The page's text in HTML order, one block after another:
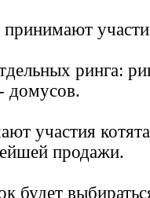
ринга:
домусов.
участия
продажи.
будет